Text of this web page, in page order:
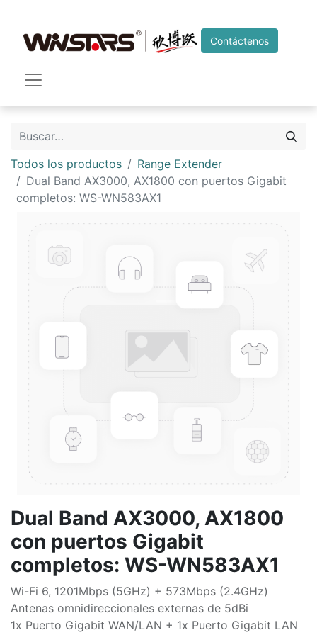
Contáctenos
Todos los productos
Range Extender
Dual Band AX3000, AX1800 con puertos Gigabit
completos: WS-WN583AX1
Dual Band AX3000, AX1800
con puertos Gigabit
completos: WS-WN583AX1
Wi-Fi 6, 1201Mbps (5GHz) + 573Mbps (2.4GHz)
Antenas omnidireccionales externas de 5dBi
1x Puerto Gigabit WAN/LAN + 1x Puerto Gigabit LAN